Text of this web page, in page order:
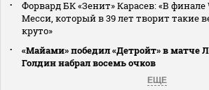
Форвард БК «Зенит» Карасев: «В финале
Месси, который в 39 лет творит такие
круто»
«Майами» победил «Детройт» в матче
Голдин набрал восемь очков
ЕЩЕ